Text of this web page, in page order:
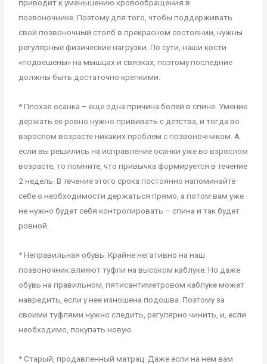
приводит к уменьшению кровообращения в
позвоночнике. Поэтому для того, чтобы поддерживать
свой позвоночный столб в прекрасном состоянии, нужны
регулярные физические нагрузки. По сути, наши кости
«подвешены» на мышцах и связках, поэтому последние
должны быть достаточно крепкими.
* Плохая осанка – еще одна причина болей в спине. Умение
держать ее ровно нужно прививать с детства, и тогда во
взрослом возрасте никаких проблем с позвоночником. А
если вы решились на исправление осанки уже во взрослом
возрасте, то помните, что привычка формируется в течение
2 недель. В течение этого срока постоянно напоминайте
себе о необходимости держаться прямо, а потом вам уже
не нужно будет себя контролировать – спина и так будет
ровной.
* Неправильная обувь. Крайне негативно на наш
позвоночник влияют туфли на высоком каблуке. Но даже
обувь на правильном, пятисантиметровом каблуке может
навредить, если у нее изношена подошва. Поэтому за
своими туфлями нужно следить, регулярно чинить, и, если
необходимо, покупать новую.
* Старый, продавленный матрац. Даже если на нем вам